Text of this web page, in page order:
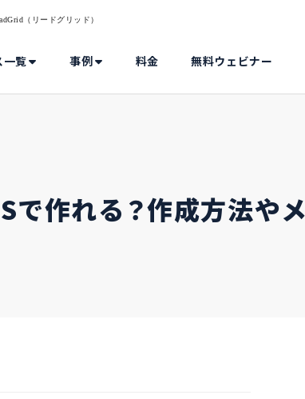
（リードグリッド）
一覧 事例 料金 無料ウェビナー
で作れる？作成方法や